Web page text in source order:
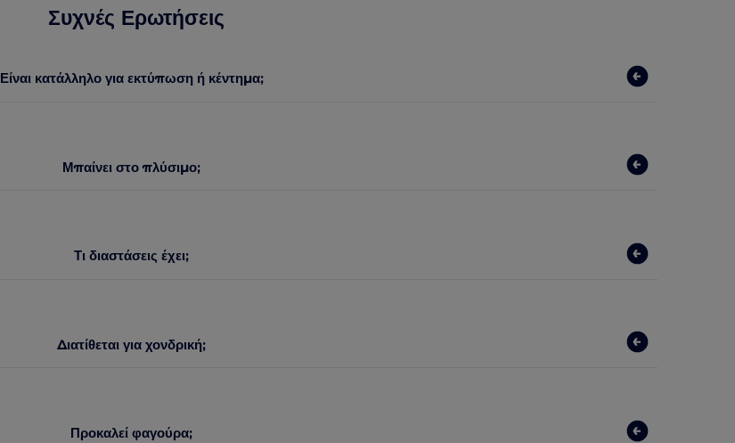
Συχνές Ερωτήσεις
Είναι κατάλληλο για εκτύπωση ή κέντημα;
Μπαίνει στο πλύσιμο;
Τι διαστάσεις έχει;
Διατίθεται για χονδρική;
Προκαλεί φαγούρα;